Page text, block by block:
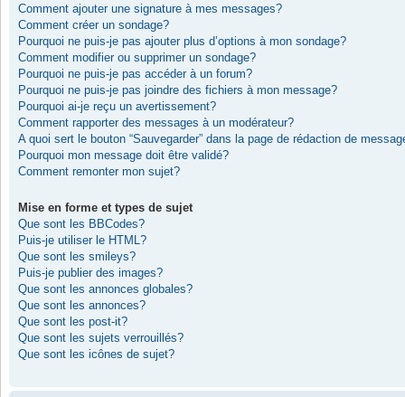
Comment ajouter une signature à mes messages?
Comment créer un sondage?
Pourquoi ne puis-je pas ajouter plus d’options à mon sondage?
Comment modifier ou supprimer un sondage?
Pourquoi ne puis-je pas accéder à un forum?
Pourquoi ne puis-je pas joindre des fichiers à mon message?
Pourquoi ai-je reçu un avertissement?
Comment rapporter des messages à un modérateur?
A quoi sert le bouton “Sauvegarder” dans la page de rédaction de
Pourquoi mon message doit être validé?
Comment remonter mon sujet?
Mise en forme et types de sujet
Que sont les BBCodes?
Puis-je utiliser le HTML?
Que sont les smileys?
Puis-je publier des images?
Que sont les annonces globales?
Que sont les annonces?
Que sont les post-it?
Que sont les sujets verrouillés?
Que sont les icônes de sujet?